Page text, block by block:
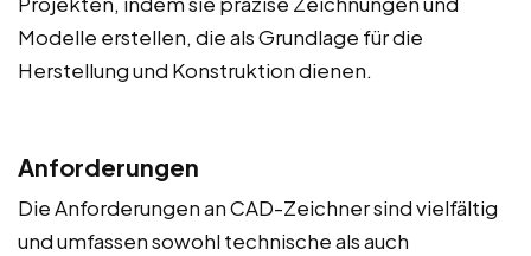
Modelle erstellen, die als Grundlage für die
Herstellung und Konstruktion dienen.
Anforderungen
Die Anforderungen an CAD-Zeichner sind vielfältig
und umfassen sowohl technische als auch